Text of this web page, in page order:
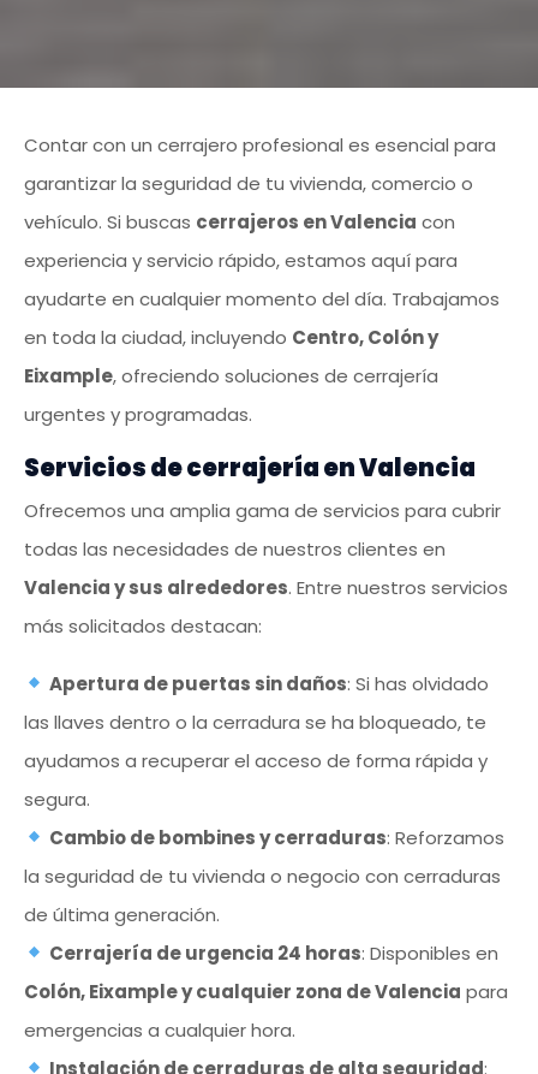
Contar con un cerrajero profesional es esencial para
garantizar la seguridad de tu vivienda, comercio o
vehículo. Si buscas cerrajeros en Valencia con
experiencia y servicio rápido, estamos aquí para
ayudarte en cualquier momento del día. Trabajamos
en toda la ciudad, incluyendo Centro, Colón y
Eixample, ofreciendo soluciones de cerrajería
urgentes y programadas.
Servicios de cerrajería en Valencia
Ofrecemos una amplia gama de servicios para cubrir
todas las necesidades de nuestros clientes en
Valencia y sus alrededores. Entre nuestros servicios
más solicitados destacan:
Apertura de puertas sin daños: Si has olvidado
las llaves dentro o la cerradura se ha bloqueado, te
ayudamos a recuperar el acceso de forma rápida y
segura.
Cambio de bombines y cerraduras: Reforzamos
la seguridad de tu vivienda o negocio con cerraduras
de última generación.
Cerrajería de urgencia 24 horas: Disponibles en
Colón, Eixample y cualquier zona de Valencia para
emergencias a cualquier hora.
Instalación de cerraduras de alta seguridad: